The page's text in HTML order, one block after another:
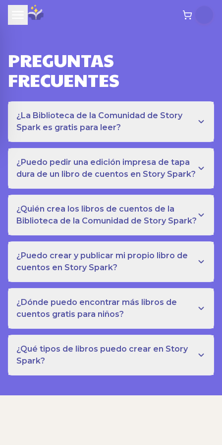
PREGUNTAS
FRECUENTES
¿La Biblioteca de la Comunidad de Story
Spark es gratis para leer?
¿Puedo pedir una edición impresa de tapa
dura de un libro de cuentos en Story Spark?
¿Quién crea los libros de cuentos de la
Biblioteca de la Comunidad de Story Spark?
¿Puedo crear y publicar mi propio libro de
cuentos en Story Spark?
¿Dónde puedo encontrar más libros de
cuentos gratis para niños?
¿Qué tipos de libros puedo crear en Story
Spark?